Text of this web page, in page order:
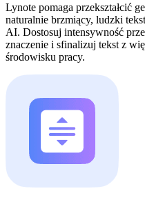
Lynote pomaga przekształcić
naturalnie brzmiący, ludzki
AI. Dostosuj intensywność
znaczenie i sfinalizuj tekst z
środowisku pracy.